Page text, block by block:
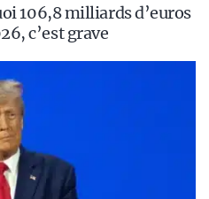
106,8 milliards d’euros
c’est grave